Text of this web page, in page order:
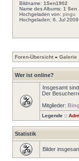
Bildname: 1Sen1902
Name des Albums: 1 Sen
Hochgeladen von: pingu
Hochgeladen: 6. Jul
Foren-Übersicht » Galerie
Wer ist online?
Insgesamt sind
Der
Mitglieder:
Legende ::
Statistik
Bilder